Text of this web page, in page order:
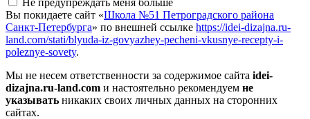
Вы покидаете сайт «Школа №51 Петроградского района
Санкт-Петербурга» по внешней ссылке https://idei-dizajna.ru-
land.com/stati/blyuda-iz-govyazhey-pecheni-vkusnye-recepty-i-
poleznye-sovety.
Мы не несем ответственности за содержимое сайта idei-
dizajna.ru-land.com и настоятельно рекомендуем не
указывать никаких своих личных данных на сторонних
сайтах.